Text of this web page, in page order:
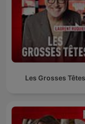
Les Grosses Têtes